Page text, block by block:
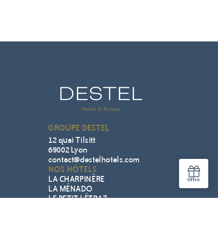
GROUPE DESTEL
12 quai Tilsitt
69002 Lyon
contact@destelhotels.com
NOS HÔTELS
LA CHARPINÈRE
LA MÉNADO
LE PETIT LÉTRAZ